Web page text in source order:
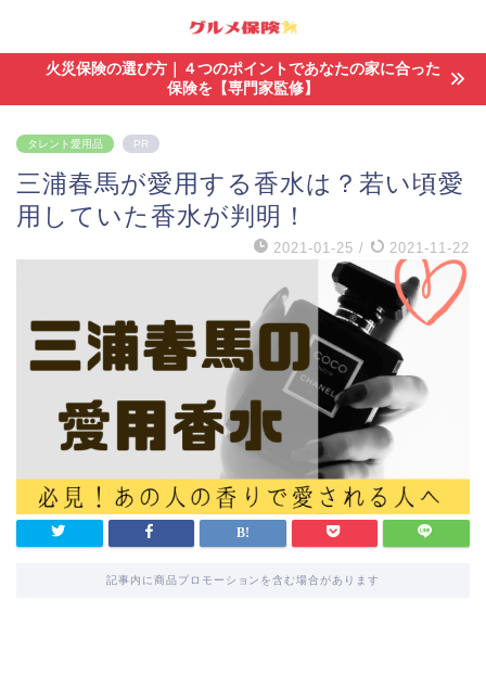
火災保険の選び方｜４つのポイントであなたの家に合った
保険を【専門家監修】
タレント愛用品 PR
三浦春馬が愛用する香水は？若い頃愛
用していた香水が判明！
2021-01-25 / 2021-11-22
記事内に商品プロモーションを含む場合があります